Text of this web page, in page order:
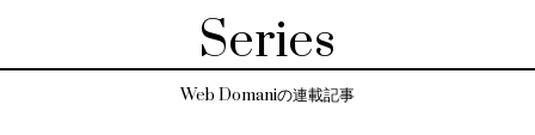
Series
Web Domaniの連載記事